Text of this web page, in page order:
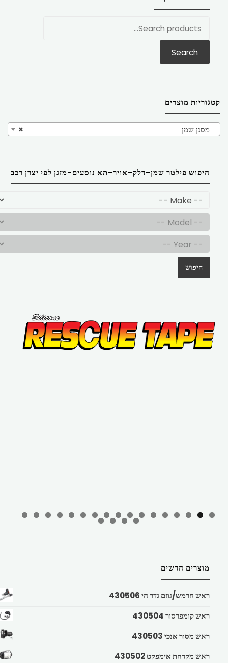
Search
קטגוריות מוצרים
× מסנן שמן
חיפוש פילטר שמן-דלק-אויר-תא נוסעים-מזגן לפי יצרן רכב
חיפוש
מוצרים חדשים
ראש חרמש/גוזם גדר חי 430506
ראש קומפרסור 430504
ראש מסור אנכי 430503
ראש מקדחת אימפקט 430502